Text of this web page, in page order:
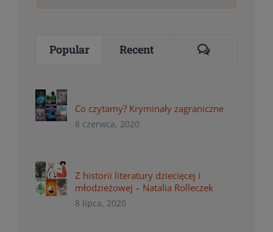
Popular Recent Comments
Co czytamy? Kryminały zagraniczne
8 czerwca, 2020
Z historii literatury dziecięcej i
młodzieżowej – Natalia Rolleczek
8 lipca, 2020